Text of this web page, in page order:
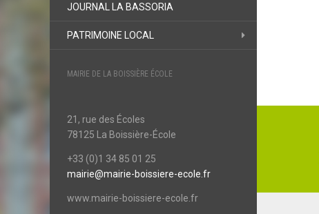
JOURNAL LA BASSORIA
PATRIMOINE LOCAL
MAIRIE DE LA BOISSIÈRE ÉCOLE
21, rue des Écoles
78125 La Boissière-École
+33 (0)1 34 85 01 25
mairie@mairie-boissiere-ecole.fr
www.mairie-boissiere-ecole.fr